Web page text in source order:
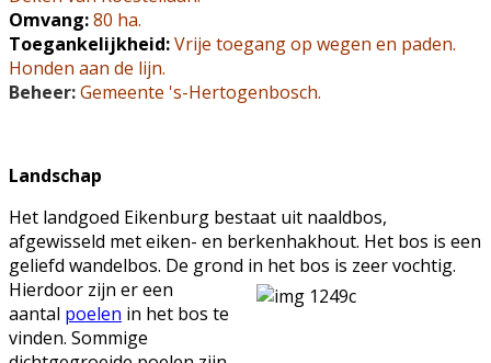
Omvang:80 ha.
Toegankelijkheid:Vrije toegang op wegen en paden.
Honden aan de lijn.
Beheer:Gemeente 's-Hertogenbosch.
Landschap
Het landgoed Eikenburg bestaat uit naaldbos,
afgewisseld met eiken- en berkenhakhout. Het bos is een
geliefd wandelbos. De grond in het bos is zeer vochtig.
Hierdoor zijn er een
aantal poelen in het bos te
vinden. Sommige